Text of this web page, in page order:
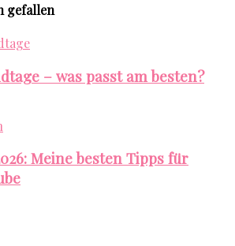
gefallen
– was passt am besten?
Meine besten Tipps für